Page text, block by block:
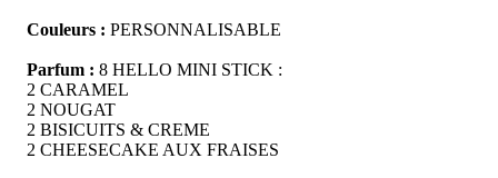
Couleurs : PERSONNALISABLE
Parfum : 8 HELLO MINI STICK :
2 CARAMEL
2 NOUGAT
2 BISICUITS & CREME
2 CHEESECAKE AUX FRAISES